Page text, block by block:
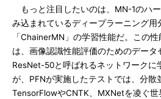
もっと注目したいのは、MN-1のハ
み込まれているディープラーニング用
「ChainerMN」の学習性能だ。この
は、画像認識性能評価のためのデー
ResNet-50と呼ばれるネットワークに
が、PFNが実施したテストでは、分散
TensorFlowやCNTK、MXNetを凌ぐ